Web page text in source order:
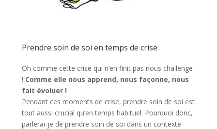
Prendre soin de soi en temps de crise.
Oh comme cette crise qui n’en finit pas nous challenge
! Comme elle nous apprend, nous façonne, nous
fait évoluer !
Pendant ces moments de crise, prendre soin de soi est
tout aussi crucial qu’en temps habituel. Pourquoi donc,
parlerai-je de prendre soin de soi dans un contexte